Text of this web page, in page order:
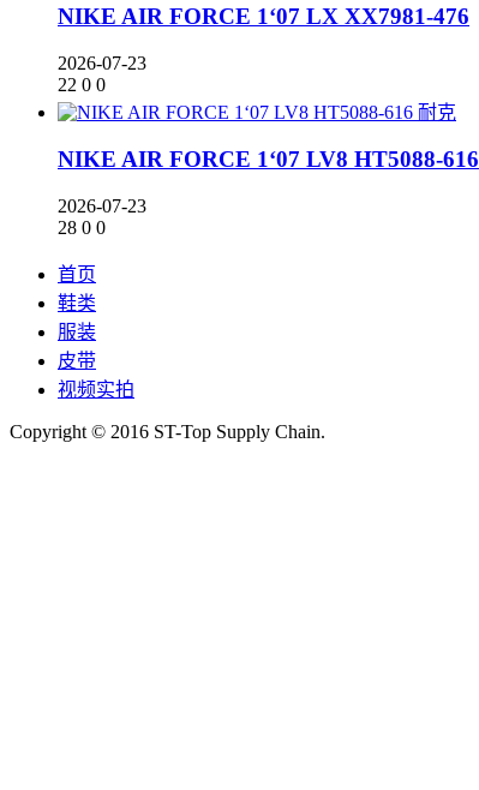
NIKE AIR FORCE 1‘07 LX XX7981-476
2026-07-23
22 0 0
耐克
NIKE AIR FORCE 1‘07 LV8 HT5088-616
2026-07-23
28 0 0
首页
鞋类
服装
皮带
视频实拍
Copyright © 2016 ST-Top Supply Chain.